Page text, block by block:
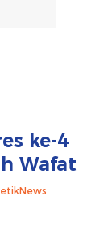
ke-4
Wafat